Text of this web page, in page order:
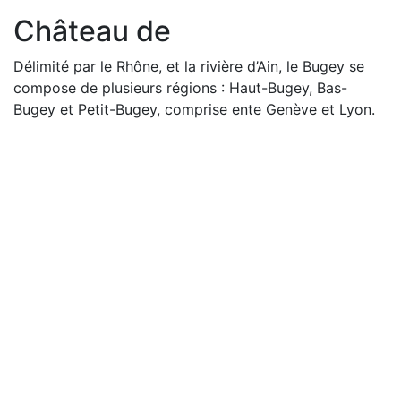
Château de
Délimité par le Rhône, et la rivière d’Ain, le Bugey se
compose de plusieurs régions : Haut-Bugey, Bas-
Bugey et Petit-Bugey, comprise ente Genève et Lyon.